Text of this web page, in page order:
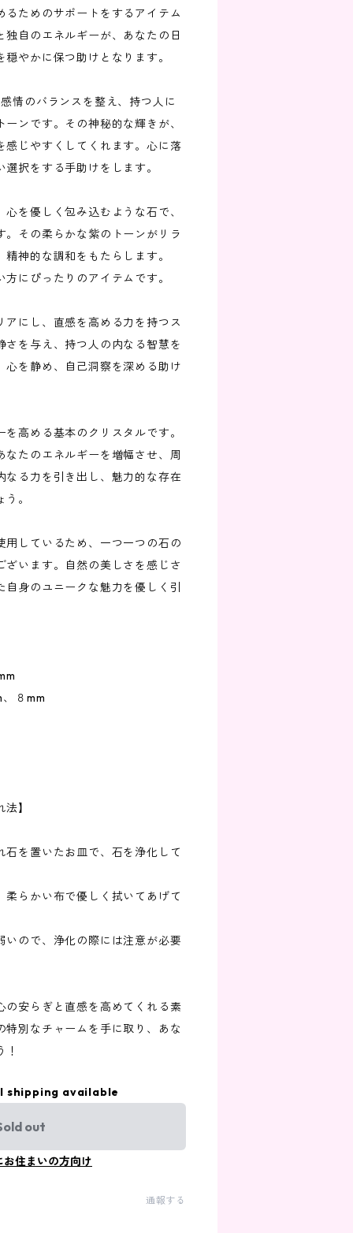
ためのサポートをするアイテム
自のエネルギーが、あなたの日
やかに保つ助けとなります。
情のバランスを整え、持つ人に
ンです。その神秘的な輝きが、
感じやすくしてくれます。心に落
択をする手助けをします。
を優しく包み込むような石で、
その柔らかな紫のトーンがリラ
神的な調和をもたらします。
にぴったりのアイテムです。
にし、直感を高める力を持つス
を与え、持つ人の内なる智慧を
心を静め、自己洞察を深める助け
高める基本のクリスタルです。
たのエネルギーを増幅させ、周
なる力を引き出し、魅力的な存在
。
しているため、一つ一つの石の
います。自然の美しさを感じさ
身のユニークな魅力を優しく引
８mm
】
を置いたお皿で、石を浄化して
らかい布で優しく拭いてあげて
ので、浄化の際には注意が必要
の安らぎと直感を高めてくれる素
別なチャームを手に取り、あな
shipping available
out
お住まいの方向け
通報する